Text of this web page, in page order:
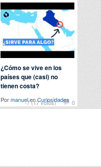
-7 (17 votos) 0
¿Cómo se vive en los
países que (casi) no
tienen costa?
PormanuelenCuriosidades